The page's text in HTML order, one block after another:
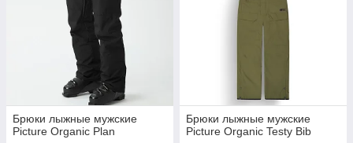
Брюки лыжные мужские
Picture Organic Plan
Брюки лыжные мужские
Picture Organic Testy Bib